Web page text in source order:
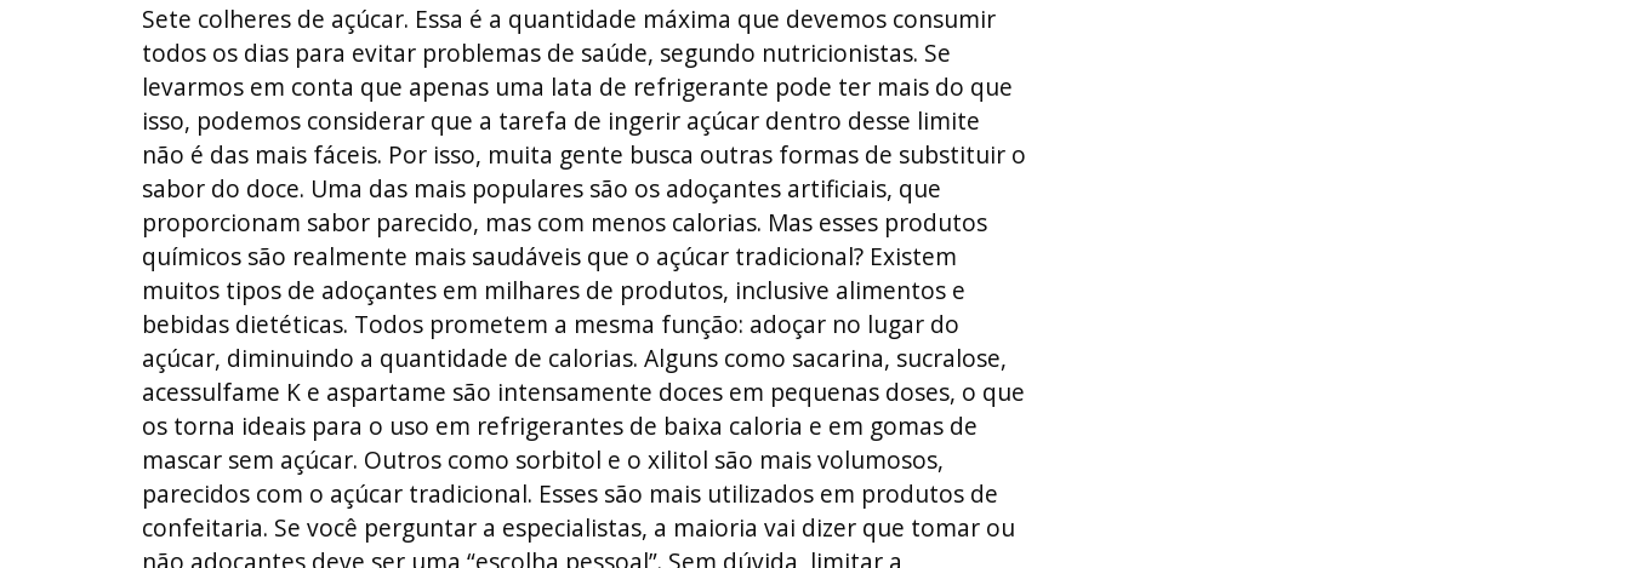
Sete colheres de açúcar. Essa é a quantidade máxima que devemos consumir
todos os dias para evitar problemas de saúde, segundo nutricionistas. Se
levarmos em conta que apenas uma lata de refrigerante pode ter mais do que
isso, podemos considerar que a tarefa de ingerir açúcar dentro desse limite
não é das mais fáceis. Por isso, muita gente busca outras formas de substituir o
sabor do doce. Uma das mais populares são os adoçantes artificiais, que
proporcionam sabor parecido, mas com menos calorias. Mas esses produtos
químicos são realmente mais saudáveis que o açúcar tradicional? Existem
muitos tipos de adoçantes em milhares de produtos, inclusive alimentos e
bebidas dietéticas. Todos prometem a mesma função: adoçar no lugar do
açúcar, diminuindo a quantidade de calorias. Alguns como sacarina, sucralose,
acessulfame K e aspartame são intensamente doces em pequenas doses, o que
os torna ideais para o uso em refrigerantes de baixa caloria e em gomas de
mascar sem açúcar. Outros como sorbitol e o xilitol são mais volumosos,
parecidos com o açúcar tradicional. Esses são mais utilizados em produtos de
confeitaria. Se você perguntar a especialistas, a maioria vai dizer que tomar ou
não adoçantes deve ser uma “escolha pessoal”. Sem dúvida, limitar a